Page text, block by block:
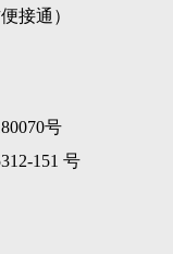
接通）
号
151 号